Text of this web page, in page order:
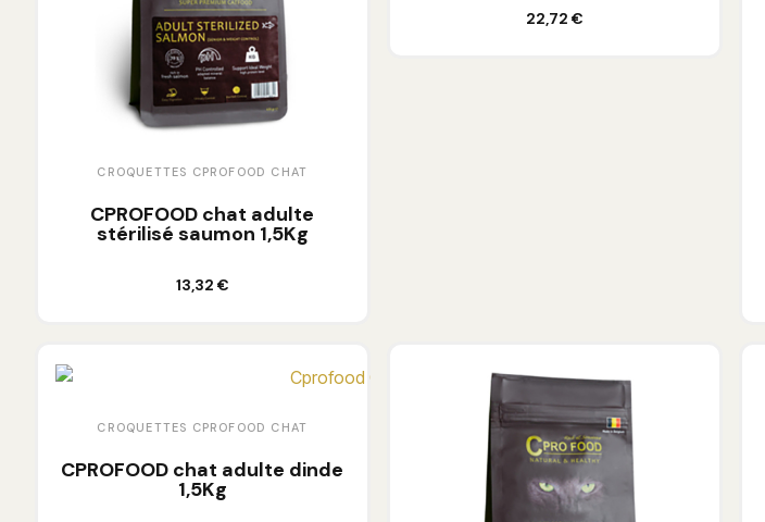
CROQUETTES CPROFOOD CHAT
CPROFOOD chat adulte
stérilisé saumon 1,5Kg
13,32 €
Ajouter au panier
22,72 €
Ajouter au panier
CROQUETTES CPROFOOD CHAT
CPROFOOD chat adulte dinde
1,5Kg